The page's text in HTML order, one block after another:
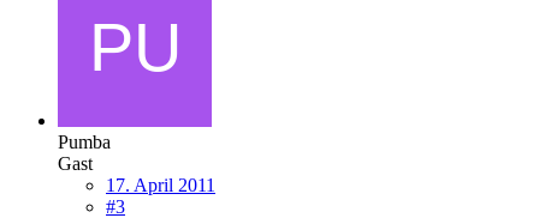
Pumba
Gast
17. April 2011
#3